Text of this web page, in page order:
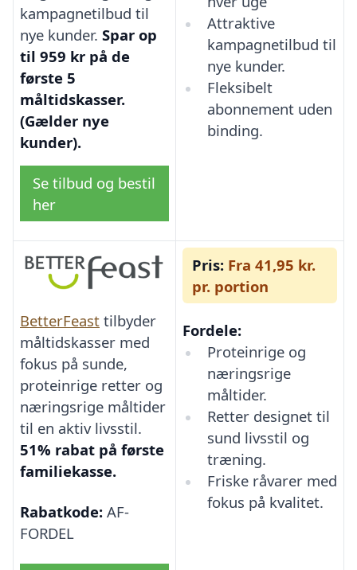
kampagnetilbud til
nye kunder. Spar op
til 959 kr på de
første 5
måltidskasser.
(Gælder nye
kunder).
Se tilbud og bestil
her
Attraktive
kampagnetilbud til
nye kunder.
Fleksibelt
abonnement uden
binding.
BetterFeast tilbyder
måltidskasser med
fokus på sunde,
proteinrige retter og
næringsrige måltider
til en aktiv livsstil.
51% rabat på første
familiekasse.
Rabatkode: AF-
FORDEL
Pris: Fra 41,95 kr.
pr. portion
Fordele:
Proteinrige og
næringsrige
måltider.
Retter designet til
sund livsstil og
træning.
Friske råvarer med
fokus på kvalitet.